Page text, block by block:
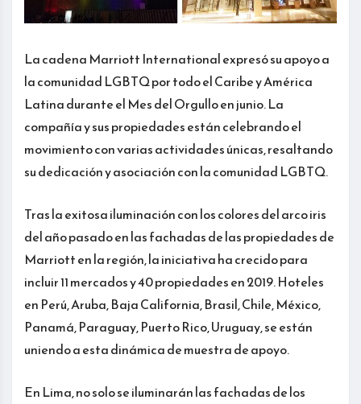
La cadena Marriott International expresó su apoyo a
la comunidad LGBTQ por todo el Caribe y América
Latina durante el Mes del Orgullo en junio. La
compañía y sus propiedades están celebrando el
movimiento con varias actividades únicas, resaltando
su dedicación y asociación con la comunidad LGBTQ.
Tras la exitosa iluminación con los colores del arco iris
del año pasado en las fachadas de las propiedades de
Marriott en la región, la iniciativa ha crecido para
incluir 11 mercados y 40 propiedades en 2019. Hoteles
en Perú, Aruba, Baja California, Brasil, Chile, México,
Panamá, Paraguay, Puerto Rico, Uruguay, se están
uniendo a esta dinámica de muestra de apoyo.
En Lima, no solo se iluminarán las fachadas de los